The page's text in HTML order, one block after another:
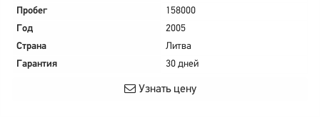
Пробег
158000
Год
2005
Страна
Литва
Гарантия
30 дней
Узнать цену